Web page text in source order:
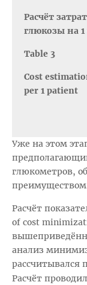
Расчёт
глюкозы на 1
Table 3
Cost
per 1 patient
Уже на этом
глюкометров,
Расчёт
of cost
анализ
рассчитывался
Расчёт